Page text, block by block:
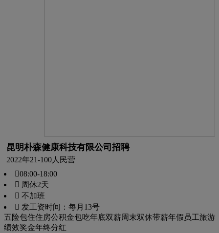
昆明朴森健康科技有限公司招聘
2022年21-100人 民营
08:00-18:00
 周休2天
 不加班
 发工资时间：每月13号
五险包住住房公积金包吃年底双薪周末双休带薪年假 员工旅游
绩效奖金年终分红